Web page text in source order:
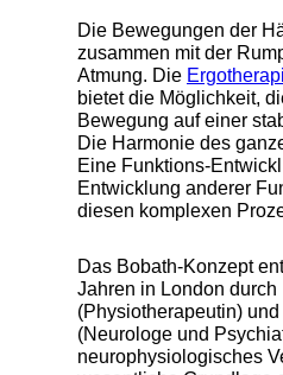
Die Bewegungen der
zusammen mit der
Atmung. Die
bietet die Möglichkeit,
Bewegung auf einer
Die Harmonie des
Eine Funktions-
Entwicklung anderer
diesen komplexen
Das Bobath-Konzept
Jahren in London durch
(Physiotherapeutin)
(Neurologe und
neurophysiologisches